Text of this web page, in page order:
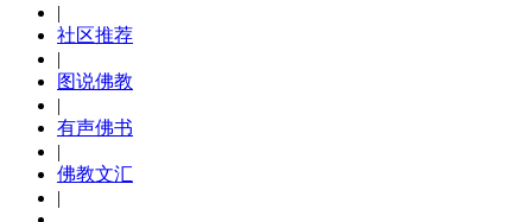
|
社区推荐
|
图说佛教
|
有声佛书
|
佛教文汇
|